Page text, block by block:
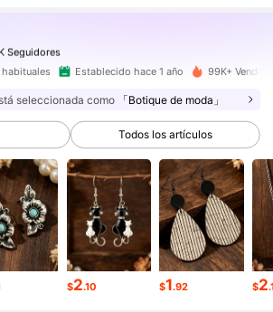
Seguidores
Hace 1 horas
Seguidores
Seguidores
Seguidores
Seguidores
Establecido hace 1 año 99K+
seleccionada como 「Botique de moda」
Todos los artículos
$2.10 $1.92 $2